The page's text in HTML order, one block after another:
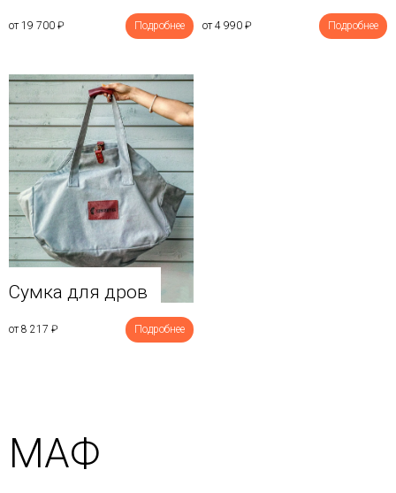
от 19 700 ₽ Подробнее от 4 990 ₽ Подробнее
Сумка для дров
от 8 217 ₽ Подробнее
МАФ